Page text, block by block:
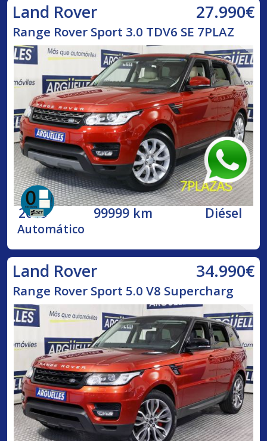
Land Rover 27.990€
Range Rover Sport 3.0 TDV6 SE 7PLAZ
2015 99999 km Diésel
Automático
Land Rover 34.990€
Range Rover Sport 5.0 V8 Supercharg